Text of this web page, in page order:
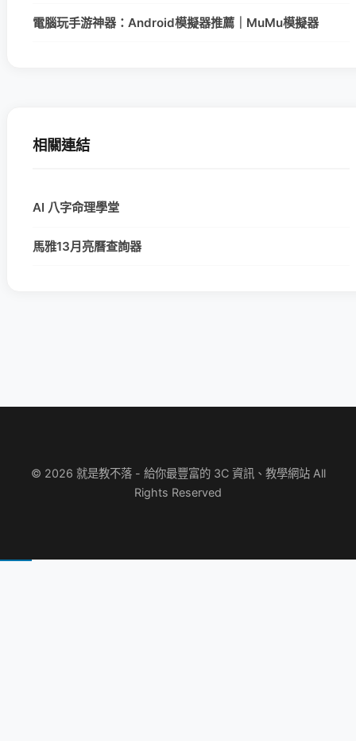
電腦玩手游神器：Android模擬器推薦｜MuMu模擬器
相關連結
AI 八字命理學堂
馬雅13月亮曆查詢器
© 2026 就是教不落 - 給你最豐富的 3C 資訊、教學網站 All
Rights Reserved